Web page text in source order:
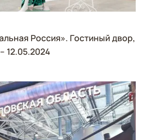
Россия». Гостиный двор,
12.05.2024